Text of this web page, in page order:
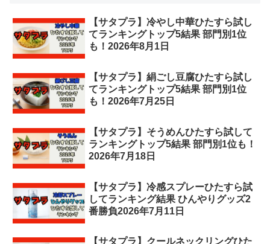
【サタプラ】冷やし中華ひたすら試し
てランキングトップ5結果 部門別1位
も！2026年8月1日
【サタプラ】絹ごし豆腐ひたすら試し
てランキングトップ5結果 部門別1位
も！2026年7月25日
【サタプラ】そうめんひたすら試して
ランキングトップ5結果 部門別1位も！
2026年7月18日
【サタプラ】冷感スプレーひたすら試
してランキング結果 ひんやりグッズ2
番勝負2026年7月11日
【サタプラ】クールネックリングひた